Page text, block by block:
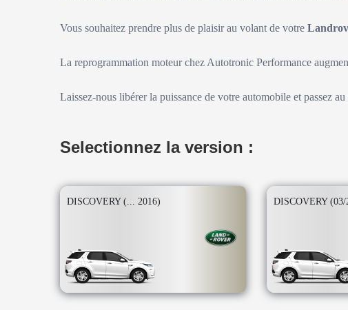
Vous souhaitez prendre plus de plaisir au volant de votre
La reprogrammation moteur chez Autotronic Performance
Laissez-nous libérer la puissance de votre automobile et passez
Selectionnez la version :
DISCOVERY (... 2016) DISCOVERY (03/